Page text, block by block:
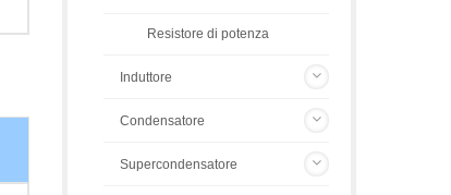
Resistore di potenza
Induttore
Condensatore
Supercondensatore